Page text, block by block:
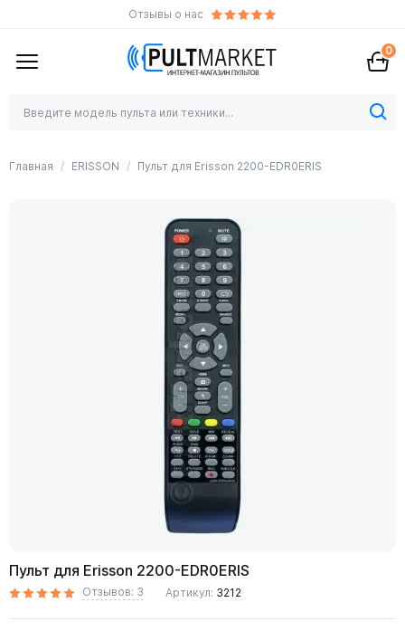
Отзывы о нас
0
Главная ERISSON Пульт для Erisson 2200-EDR0ERIS
Пульт для Erisson 2200-EDR0ERIS
Отзывов: 3 Артикул: 3212